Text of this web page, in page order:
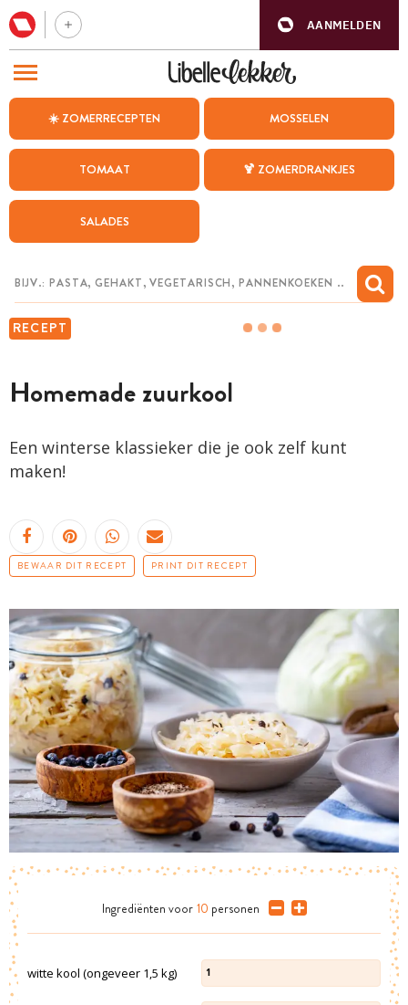
AANMELDEN
☀️ ZOMERRECEPTEN MOSSELEN
TOMAAT 🍹 ZOMERDRANKJES
SALADES
RECEPT
Homemade zuurkool
Een winterse klassieker die je ook zelf kunt
maken!
BEWAAR DIT RECEPT PRINT DIT RECEPT
Ingrediënten voor 10 personen
witte kool (ongeveer 1,5 kg) 1
BEZOEK ONZE ANDERE WEBSITES
WEEKMENU
CHAT MET MAIA
MIJN BEWAARDE RECEPTEN